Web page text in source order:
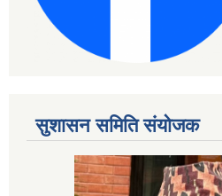
सुशासन समिति संयोजक